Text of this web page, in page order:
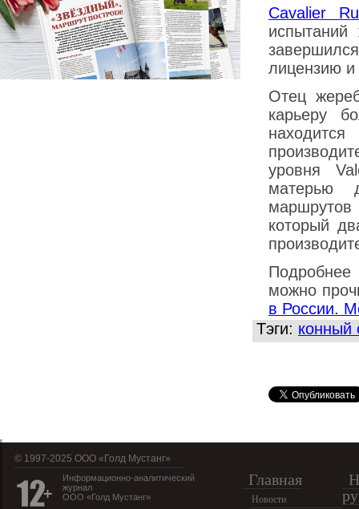
Cavalier
испытаний
лицензию и
Отец
карьеру
уровня
матерью
маршрутов
который
можно
в России.
Тэги: конный
© 1997-2025 OOO «Голд Мустанг»
Информационно-аналитический
журнал
ООО «Голд Мустанг»
Главная
Новости